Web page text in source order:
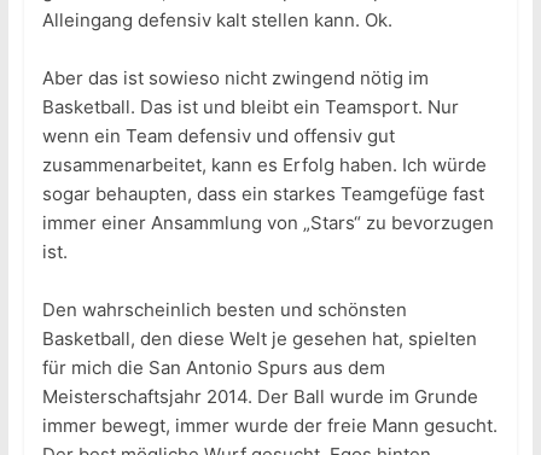
Alleingang defensiv kalt stellen kann. Ok.
Aber das ist sowieso nicht zwingend nötig im
Basketball. Das ist und bleibt ein Teamsport. Nur
wenn ein Team defensiv und offensiv gut
zusammenarbeitet, kann es Erfolg haben. Ich würde
sogar behaupten, dass ein starkes Teamgefüge fast
immer einer Ansammlung von „Stars“ zu bevorzugen
ist.
Den wahrscheinlich besten und schönsten
Basketball, den diese Welt je gesehen hat, spielten
für mich die San Antonio Spurs aus dem
Meisterschaftsjahr 2014. Der Ball wurde im Grunde
immer bewegt, immer wurde der freie Mann gesucht.